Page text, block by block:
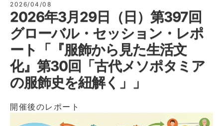
2026/04/08
2026年3月29日（日）第397回
グローバル・セッション・レポ
ート「『服飾から見た生活文
化』第30回「古代メソポタミア
の服飾史を紐解く」」
開催後のレポート